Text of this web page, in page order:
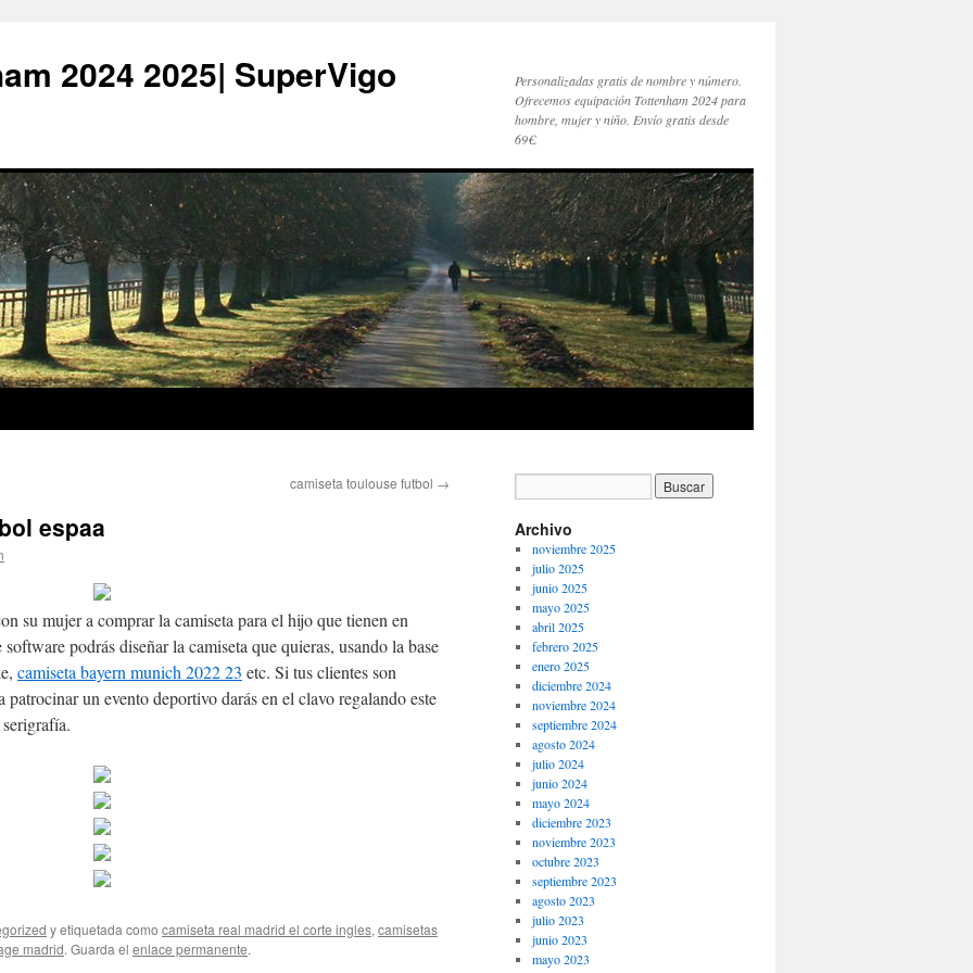
2024 2025| SuperVigo
Personalizadas gratis de nombre y número.
Ofrecemos equipación Tottenham 2024 para
hombre, mujer y niño. Envío gratis desde
69€.
camiseta toulouse futbol →
espaa
su mujer a comprar la camiseta para el hijo que tienen en
podrás diseñar la camiseta que quieras, usando la base
camiseta bayern munich 2022 23 etc. Si tus clientes son
patrocinar un evento deportivo darás en el clavo regalando este
y etiquetada como camiseta real madrid el corte ingles, camisetas
madrid. Guarda el enlace permanente.
Archivo
noviembre 2025
julio 2025
junio 2025
mayo 2025
abril 2025
febrero 2025
enero 2025
diciembre 2024
noviembre 2024
septiembre 2024
agosto 2024
julio 2024
junio 2024
mayo 2024
diciembre 2023
noviembre 2023
octubre 2023
septiembre 2023
agosto 2023
julio 2023
junio 2023
mayo 2023